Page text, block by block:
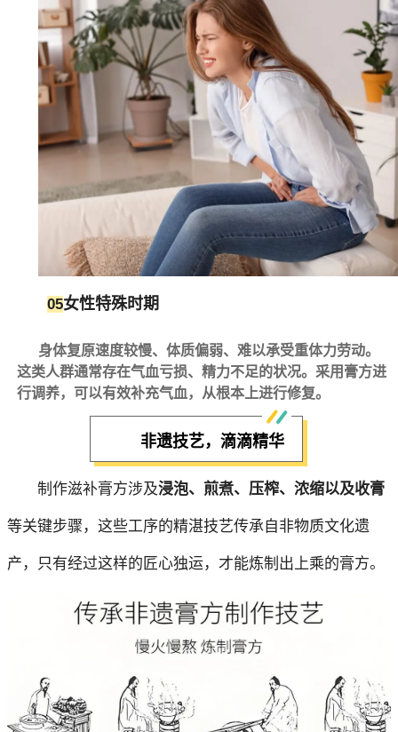
05女性特殊时期
身体复原速度较慢、体质偏弱、难以承受重体力劳动。
这类人群通常存在气血亏损、精力不足的状况。采用膏方进
行调养，可以有效补充气血，从根本上进行修复。
非遗技艺，滴滴精华
制作滋补膏方涉及浸泡、煎煮、压榨、浓缩以及收膏
等关键步骤，这些工序的精湛技艺传承自非物质文化遗
产，只有经过这样的匠心独运，才能炼制出上乘的膏方。